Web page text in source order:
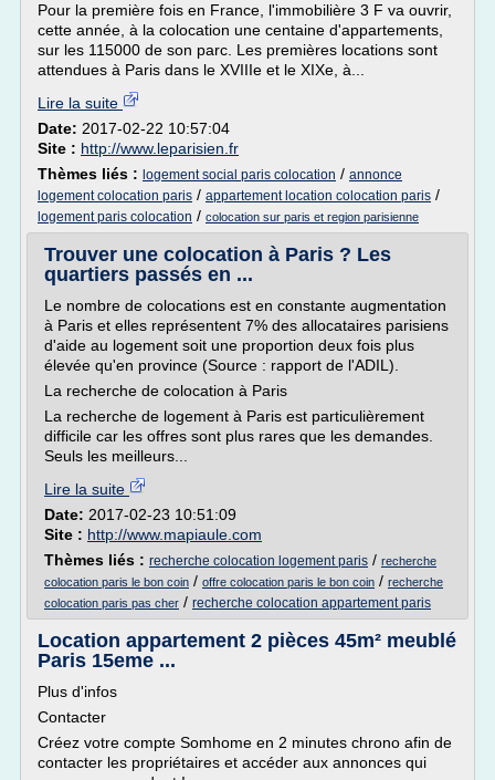
Pour la première fois en France, l'immobilière 3 F va ouvrir,
cette année, à la colocation une centaine d'appartements,
sur les 115000 de son parc. Les premières locations sont
attendues à Paris dans le XVIIIe et le XIXe, à...
Lire la suite
Date: 2017-02-22 10:57:04
Site : http://www.leparisien.fr
Thèmes liés : logement social paris colocation / annonce
logement colocation paris / appartement location colocation paris /
logement paris colocation / colocation sur paris et region parisienne
Trouver une colocation à Paris ? Les
quartiers passés en ...
Le nombre de colocations est en constante augmentation
à Paris et elles représentent 7% des allocataires parisiens
d'aide au logement soit une proportion deux fois plus
élevée qu'en province (Source : rapport de l'ADIL).
La recherche de colocation à Paris
La recherche de logement à Paris est particulièrement
difficile car les offres sont plus rares que les demandes.
Seuls les meilleurs...
Lire la suite
Date: 2017-02-23 10:51:09
Site : http://www.mapiaule.com
Thèmes liés : recherche colocation logement paris / recherche
colocation paris le bon coin / offre colocation paris le bon coin / recherche
colocation paris pas cher / recherche colocation appartement paris
Location appartement 2 pièces 45m² meublé
Paris 15eme ...
Plus d'infos
Contacter
Créez votre compte Somhome en 2 minutes chrono afin de
contacter les propriétaires et accéder aux annonces qui